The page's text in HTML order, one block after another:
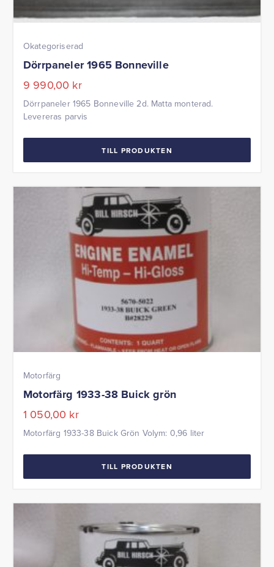
Okategoriserad
Dörrpaneler 1965 Bonneville
9 990,00 kr
Dörrpaneler 1965 Bonneville 2d. Matta monterad.
Levereras parvis
TILL PRODUKTEN
Motorfärg
Motorfärg 1933-38 Buick grön
1 050,00 kr
Motorfärg 1933-38 Buick Grön Volym: 0,96 liter
TILL PRODUKTEN